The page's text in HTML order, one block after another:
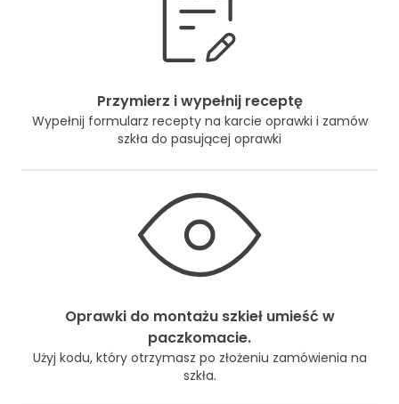
Przymierz i wypełnij receptę
Wypełnij formularz recepty na karcie oprawki i zamów
szkła do pasującej oprawki
Oprawki do montażu szkieł umieść w
paczkomacie.
Użyj kodu, który otrzymasz po złożeniu zamówienia na
szkła.